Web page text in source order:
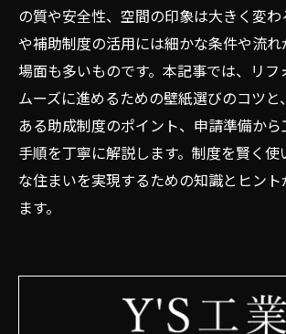
の質や安全性、空間の印象は大きく変
や補助制度の活用には細かな条件や流れ
場面も多いものです。本記事では、リフ
ムーズに進めるための壁紙選びのコツ
ある助成制度のポイント、申請準備か
手順を丁寧に解説します。制度を賢く
な住まいを実現するための知識とヒント
ます。